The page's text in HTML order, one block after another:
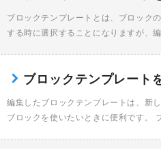
ブロックテンプレートとは、ブロック
する時に選択することになりますが、
ブロックテンプレート
編集したブロックテンプレートは、新
ブロックを使いたいときに便利です。